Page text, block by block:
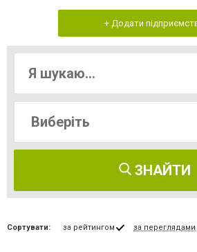
+ Додати
ЗНАЙТИ
Сортувати: за рейтингом за переглядами